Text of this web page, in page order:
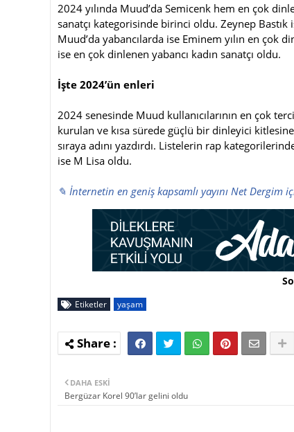
2024 yılında Muud’da Semicenk hem en çok
sanatçı kategorisinde birinci oldu. Zeynep Bastık
Muud’da yabancılarda ise Eminem yılın en çok
ise en çok dinlenen yabancı kadın sanatçı oldu.
İşte 2024’ün enleri
2024 senesinde Muud kullanıcılarının en çok
kurulan ve kısa sürede güçlü bir dinleyici
sıraya adını yazdırdı. Listelerin rap
ise M Lisa oldu.
✎ İnternetin en geniş kapsamlı yayını Net Dergim
Etiketler yaşam
DAHA ESKI
Bergüzar Korel 90’lar gelini oldu